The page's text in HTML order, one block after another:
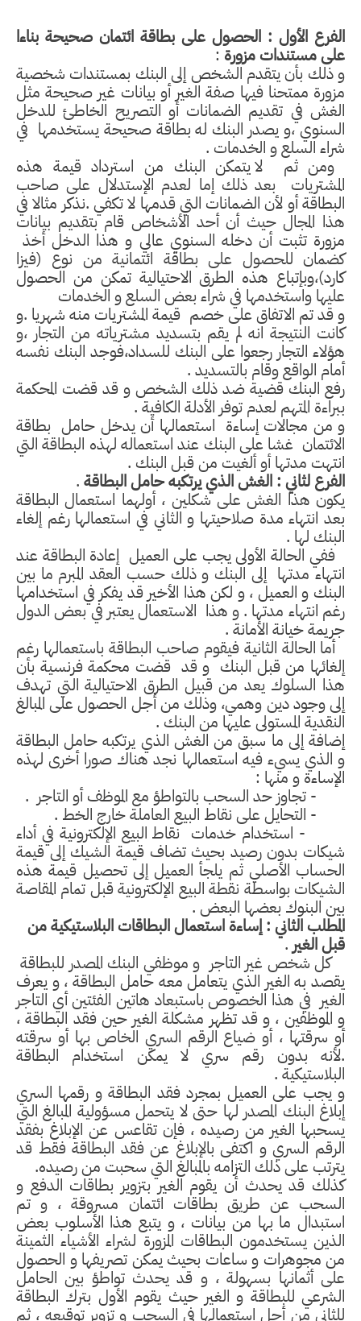
الفرع الأول : الحصول على بطاقة ائتمان صحيحة بناءا
على مستندات مزورة :
و ذلك بأن يتقدم الشخص إلى البنك بمستندات شخصية
مزورة ممتحنا فيها صفة الغير أو بيانات غير صحيحة مثل
الغش في تقديم الضمانات أو التصريح الخاطئ للدخل
السنوي ،و يصدر البنك له بطاقة صحيحة يستخدمها في
شراء السلع و الخدمات .
ومن ثم لا يتمكن البنك من استرداد قيمة هذه
المشتريات بعد ذلك إما لعدم الإستدلال على صاحب
البطاقة أو لأن الضمانات التي قدمها لا تكفي .نذكر مثالا في
هذا المجال حيث أن أحد الأشخاص قام بتقديم بيانات
مزورة تثبت أن دخله السنوي عالي و هذا الدخل أخذ
كضمان للحصول على بطاقة ائتمانية من نوع (فيزا
كارد)،وبإتباع هذه الطرق الاحتيالية تمكن من الحصول
عليها واستخدمها في شراء بعض السلع و الخدمات
و قد تم الاتفاق على خصم قيمة المشتريات منه شهريا .و
كانت النتيجة انه لم يقم بتسديد مشترياته من التجار ،و
هؤلاء التجار رجعوا على البنك للسداد،فوجد البنك نفسه
أمام الواقع وقام بالتسديد .
رفع البنك قضية ضد ذلك الشخص و قد قضت المحكمة
ببراءة المتهم لعدم توفر الأدلة الكافية .
و من مجالات إساءة استعمالها أن يدخل حامل بطاقة
الائتمان غشا على البنك عند استعماله لهذه البطاقة التي
انتهت مدتها أو ألغيت من قبل البنك .
الفرع لثاني : الغش الذي يرتكبه حامل البطاقة .
يكون هذا الغش على شكلين ، أولهما استعمال البطاقة
بعد انتهاء مدة صلاحيتها و الثاني في استعمالها رغم إلغاء
البنك لها .
ففي الحالة الأولى يجب على العميل إعادة البطاقة عند
انتهاء مدتها إلى البنك و ذلك حسب العقد المبرم ما بين
البنك و العميل ، و لكن هذا الأخير قد يفكر في استخدامها
رغم انتهاء مدتها . و هذا الاستعمال يعتبر في بعض الدول
جريمة خيانة الأمانة .
أما الحالة الثانية فيقوم صاحب البطاقة باستعمالها رغم
إلغائها من قبل البنك و قد قضت محكمة فرنسية بأن
هذا السلوك يعد من قبيل الطرق الاحتيالية التي تهدف
إلى وجود دين وهمي، وذلك من أجل الحصول على المبالغ
النقدية المستولى عليها من البنك .
إضافة إلى ما سبق من الغش الذي يرتكبه حامل البطاقة
و الذي يسيء فيه استعمالها نجد هناك صورا أخرى لهذه
الإساءة و منها :
- تجاوز حد السحب بالتواطؤ مع الموظف أو التاجر .
- التحايل على نقاط البيع العاملة خارج الخط .
- استخدام خدمات نقاط البيع الإلكترونية في أداء
شيكات بدون رصيد بحيث تضاف قيمة الشيك إلى قيمة
الحساب الأصلي ثم يلجأ العميل إلى تحصيل قيمة هذه
الشيكات بواسطة نقطة البيع الإلكترونية قبل تمام المقاصة
بين البنوك بعضها البعض .
المطلب الثاني : إساءة استعمال البطاقات البلاستيكية من
قبل الغير .
كل شخص غير التاجر و موظفي البنك المصدر للبطاقة
يقصد به الغير الذي يتعامل معه حامل البطاقة ، و يعرف
الغير في هذا الخصوص باستبعاد هاتين الفئتين أي التاجر
و الموظفين ، و قد تظهر مشكلة الغير حين فقد البطاقة ،
أو سرقتها ، أو ضياع الرقم السري الخاص بها أو سرقته
.لأنه بدون رقم سري لا يمكن استخدام البطاقة
البلاستيكية .
و يجب على العميل بمجرد فقد البطاقة و رقمها السري
إبلاغ البنك المصدر لها حتى لا يتحمل مسؤولية المبالغ التي
يسحبها الغير من رصيده ، فإن تقاعس عن الإبلاغ بفقد
الرقم السري و اكتفى بالإبلاغ عن فقد البطاقة فقط قد
يترتب على ذلك التزامه بالمبالغ التي سحبت من رصيده.
كذلك قد يحدث أن يقوم الغير بتزوير بطاقات الدفع و
السحب عن طريق بطاقات ائتمان مسروقة ، و تم
استبدال ما بها من بيانات ، و يتبع هذا الأسلوب بعض
الذين يستخدمون البطاقات المزورة لشراء الأشياء الثمينة
من مجوهرات و ساعات بحيث يمكن تصريفها و الحصول
على أثمانها بسهولة ، و قد يحدث تواطؤ بين الحامل
الشرعي للبطاقة و الغير حيث يقوم الأول بترك البطاقة
للثاني من أجل استعمالها في السحب و تزوير توقيعه ، ثم